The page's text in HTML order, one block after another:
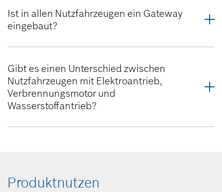
Ist in allen Nutzfahrzeugen ein Gateway
eingebaut?
Gibt es einen Unterschied zwischen
Nutzfahrzeugen mit Elektroantrieb,
Verbrennungsmotor und
Wasserstoffantrieb?
Produktnutzen